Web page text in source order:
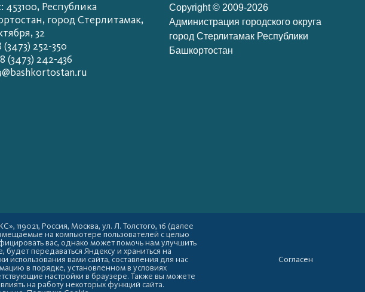
453100, Республика
город Стерлитамак,
32
(3473) 252-350
(3473) 242-436
Copyright © 2009-2026
Администрация городского округа
город Стерлитамак Республики
Башкортостан
Россия, Москва, ул. Л. Толстого, 16 (далее
на компьютере пользователей с целью
вас, однако может помочь нам улучшить
передаваться Яндексу и храниться на
вами сайта, составления для нас
в порядке, установленном в условиях
настройки в браузере. Также вы можете
на работу некоторых функций сайта.
Согласен